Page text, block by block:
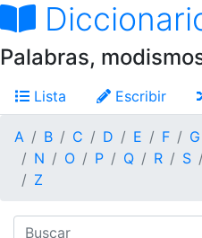
Palabras,
Lista Escribir
A B C D E F G
N
O P Q R S
Z